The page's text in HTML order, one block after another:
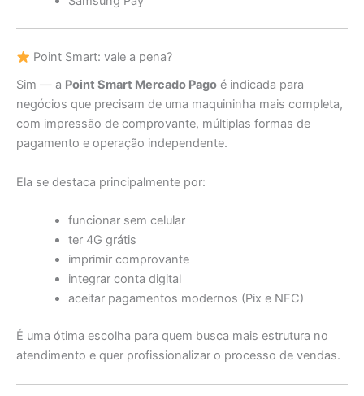
Point Smart: vale a pena?
Sim — a Point Smart Mercado Pago é indicada para
negócios que precisam de uma maquininha mais completa,
com impressão de comprovante, múltiplas formas de
pagamento e operação independente.
Ela se destaca principalmente por:
funcionar sem celular
ter 4G grátis
imprimir comprovante
integrar conta digital
aceitar pagamentos modernos (Pix e NFC)
É uma ótima escolha para quem busca mais estrutura no
atendimento e quer profissionalizar o processo de vendas.